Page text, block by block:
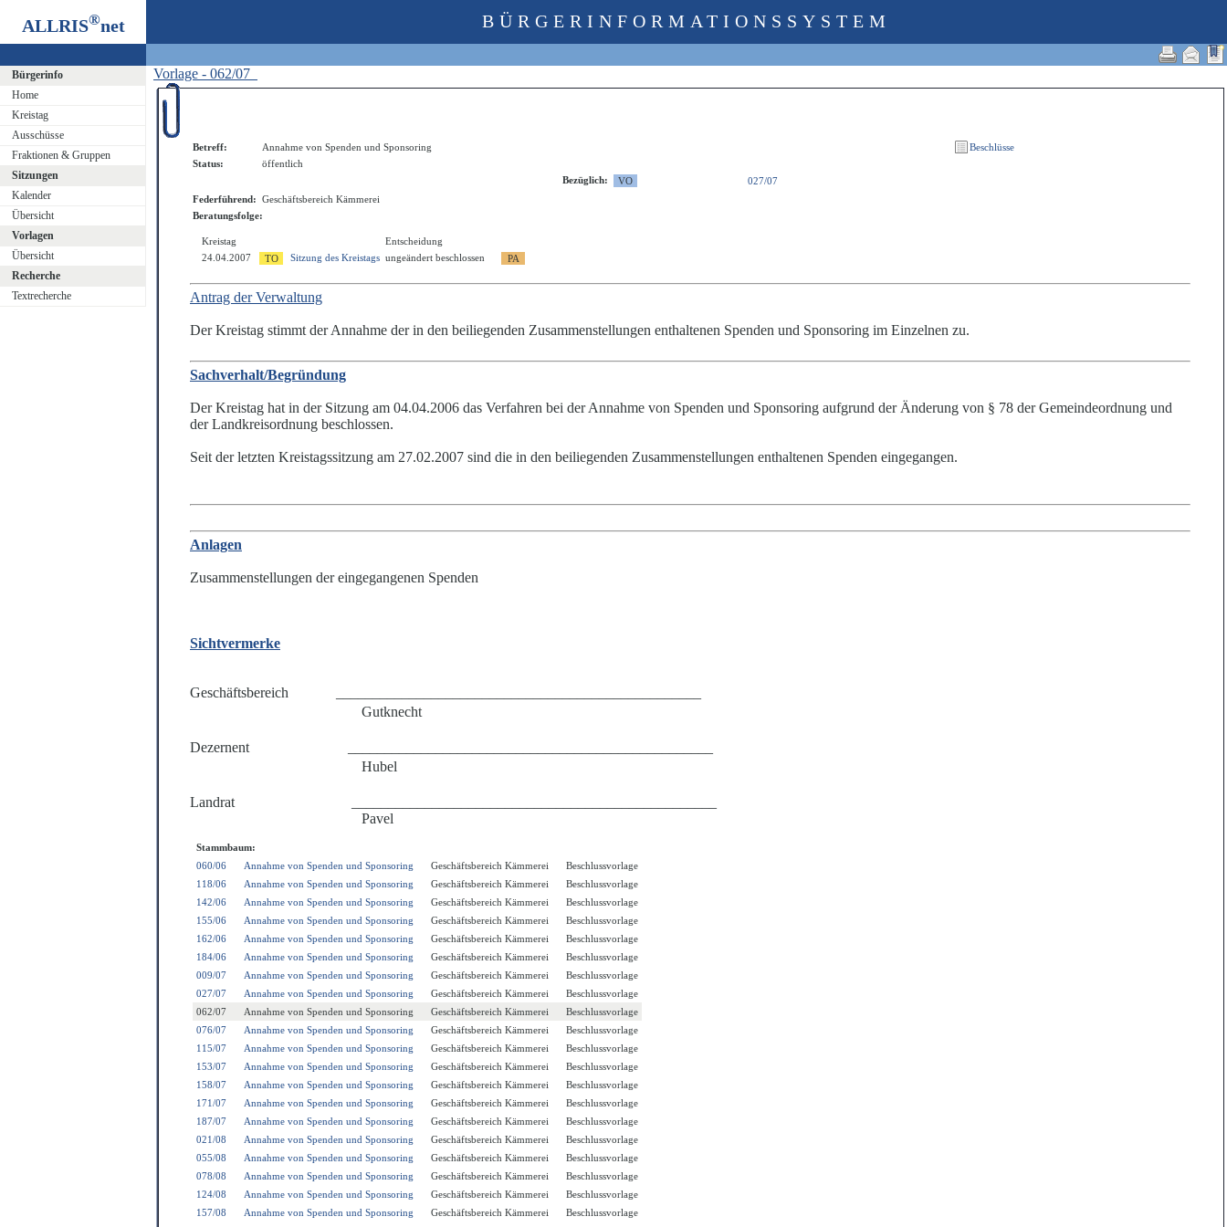
ALLRIS®net
Bürgerinfo
Home
Kreistag
Ausschüsse
Fraktionen & Gruppen
Sitzungen
Kalender
Übersicht
Vorlagen
Übersicht
Recherche
Textrecherche
BÜRGERINFORMATIONSSYSTEM
Vorlage - 062/07
Betreff:
Annahme von Spenden und Sponsoring
Status:
öffentlich
Bezüglich:
027/07
Federführend: Geschäftsbereich Kämmerei
Beratungsfolge:
Kreistag
Entscheidung
24.04.2007
Sitzung des Kreistags ungeändert beschlossen
Antrag der Verwaltung
Der Kreistag stimmt der Annahme der in den beiliegenden Zusammenstellungen enthaltenen Spenden und Sponsoring im Einzelnen zu.
Sachverhalt/Begründung
Der Kreistag hat in der Sitzung am 04.04.2006 das Verfahren bei der Annahme von Spenden und Sponsoring aufgrund der Änderung von § 78 der Gemeindeordnung und
der Landkreisordnung beschlossen.
Seit der letzten Kreistagssitzung am 27.02.2007 sind die in den beiliegenden Zusammenstellungen enthaltenen Spenden eingegangen.
Anlagen
Zusammenstellungen der eingegangenen Spenden
Sichtvermerke
Geschäftsbereich
Gutknecht
Dezernent
Hubel
Landrat
Pavel
Stammbaum:
060/06
Annahme von Spenden und Sponsoring Geschäftsbereich Kämmerei
Beschlussvorlage
118/06
Annahme von Spenden und Sponsoring Geschäftsbereich Kämmerei
Beschlussvorlage
142/06
Annahme von Spenden und Sponsoring Geschäftsbereich Kämmerei
Beschlussvorlage
155/06
Annahme von Spenden und Sponsoring Geschäftsbereich Kämmerei
Beschlussvorlage
162/06
Annahme von Spenden und Sponsoring Geschäftsbereich Kämmerei
Beschlussvorlage
184/06
Annahme von Spenden und Sponsoring Geschäftsbereich Kämmerei
Beschlussvorlage
009/07
Annahme von Spenden und Sponsoring Geschäftsbereich Kämmerei
Beschlussvorlage
027/07
Annahme von Spenden und Sponsoring Geschäftsbereich Kämmerei
Beschlussvorlage
062/07
Annahme von Spenden und Sponsoring Geschäftsbereich Kämmerei
Beschlussvorlage
076/07
Annahme von Spenden und Sponsoring Geschäftsbereich Kämmerei
Beschlussvorlage
115/07
Annahme von Spenden und Sponsoring Geschäftsbereich Kämmerei
Beschlussvorlage
153/07
Annahme von Spenden und Sponsoring Geschäftsbereich Kämmerei
Beschlussvorlage
158/07
Annahme von Spenden und Sponsoring Geschäftsbereich Kämmerei
Beschlussvorlage
171/07
Annahme von Spenden und Sponsoring Geschäftsbereich Kämmerei
Beschlussvorlage
187/07
Annahme von Spenden und Sponsoring Geschäftsbereich Kämmerei
Beschlussvorlage
021/08
Annahme von Spenden und Sponsoring Geschäftsbereich Kämmerei
Beschlussvorlage
055/08
Annahme von Spenden und Sponsoring Geschäftsbereich Kämmerei
Beschlussvorlage
078/08
Annahme von Spenden und Sponsoring Geschäftsbereich Kämmerei
Beschlussvorlage
124/08
Annahme von Spenden und Sponsoring Geschäftsbereich Kämmerei
Beschlussvorlage
157/08
Annahme von Spenden und Sponsoring Geschäftsbereich Kämmerei
Beschlussvorlage